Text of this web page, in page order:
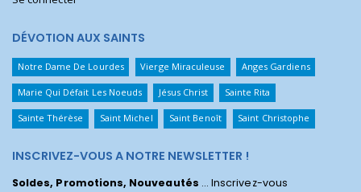
DÉVOTION AUX SAINTS
Notre Dame De Lourdes Vierge Miraculeuse Anges Gardiens
Marie Qui Défait Les Noeuds Jésus Christ Sainte Rita
Sainte Thérèse Saint Michel Saint Benoît Saint Christophe
INSCRIVEZ-VOUS A NOTRE NEWSLETTER !
Soldes, Promotions, Nouveautés ... Inscrivez-vous